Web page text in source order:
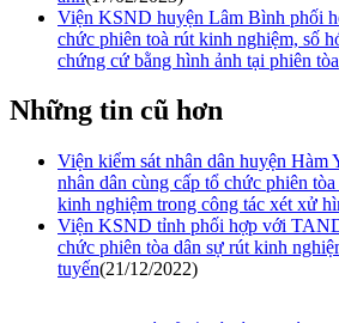
Viện KSND huyện Lâm Bình phối
chức phiên toà rút kinh nghiệm, số
chứng cứ bằng hình ảnh tại phiên tòa
Những tin cũ hơn
Viện kiểm sát nhân dân huyện Hàm
nhân dân cùng cấp tổ chức phiên
kinh nghiệm trong công tác xét xử
Viện KSND tỉnh phối hợp với
chức phiên tòa dân sự rút kinh
tuyến(21/12/2022)